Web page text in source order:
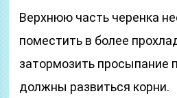
Верхнюю часть черенка
поместить в более
затормозить просыпание
должны развиться корни.